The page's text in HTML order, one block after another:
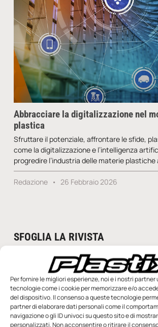
Per fornire le migliori esperienze, noi e i nostri
tecnologie come i cookie per memorizzare e/o
del dispositivo. Il consenso a queste tecnologie
partner di elaborare dati personali come il
navigazione o gli ID univoci su questo sito e di
personalizzati. Non acconsentire o ritirare il
Abbracciare la digitalizzazione nel
plastica
Sfruttare il potenziale, affrontare le sfide,
come la digitalizzazione e l’intelligenza
progredire l’industria delle materie plastiche
Redazione 26 Febbraio 2026
SFOGLIA LA RIVISTA